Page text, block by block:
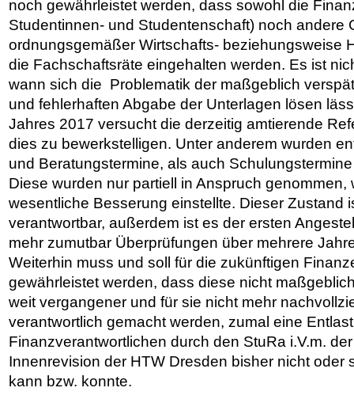
noch gewährleistet werden, dass sowohl die
Studentinnen- und Studentenschaft) noch andere
ordnungsgemäßer Wirtschafts- beziehungsweise
die Fachschaftsräte eingehalten werden. Es ist
wann sich die Problematik der maßgeblich
und fehlerhaften Abgabe der Unterlagen lösen
Jahres 2017 versucht die derzeitig amtierende
dies zu bewerkstelligen. Unter anderem wurden
und Beratungstermine, als auch
Diese wurden nur partiell in Anspruch genommen,
wesentliche Besserung einstellte. Dieser Zustand
verantwortbar, außerdem ist es der ersten
mehr zumutbar Überprüfungen über mehrere
Weiterhin muss und soll für die zukünftigen
gewährleistet werden, dass diese nicht
weit vergangener und für sie nicht mehr
verantwortlich gemacht werden, zumal eine
Finanzverantwortlichen durch den StuRa i.V.m.
Innenrevision der HTW Dresden bisher nicht oder
kann bzw. konnte.